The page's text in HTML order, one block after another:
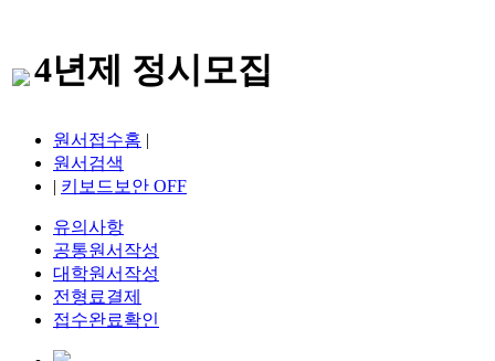
4년제 정시모집
원서접수홈 |
원서검색
| 키보드보안 OFF
유의사항
공통원서작성
대학원서작성
전형료결제
접수완료확인